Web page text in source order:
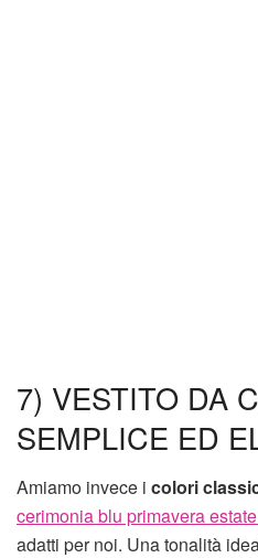
7) VESTITO DA
SEMPLICE ED
Amiamo invece i colori
cerimonia blu primavera
adatti per noi. Una tonalità